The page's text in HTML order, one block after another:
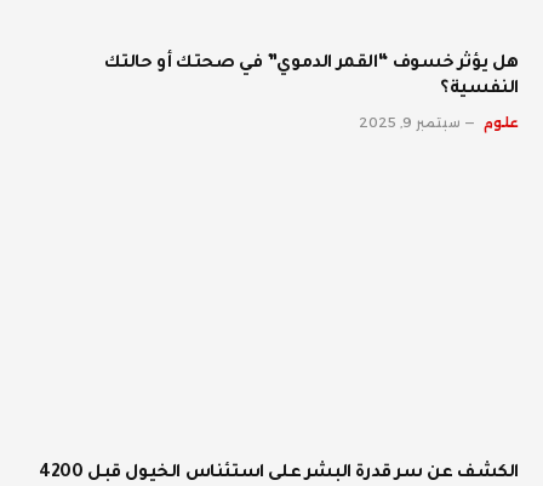
هل يؤثر خسوف “القمر الدموي” في صحتك أو حالتك
النفسية؟
علوم سبتمبر 9, 2025
الكشف عن سر قدرة البشر على استئناس الخيول قبل 4200